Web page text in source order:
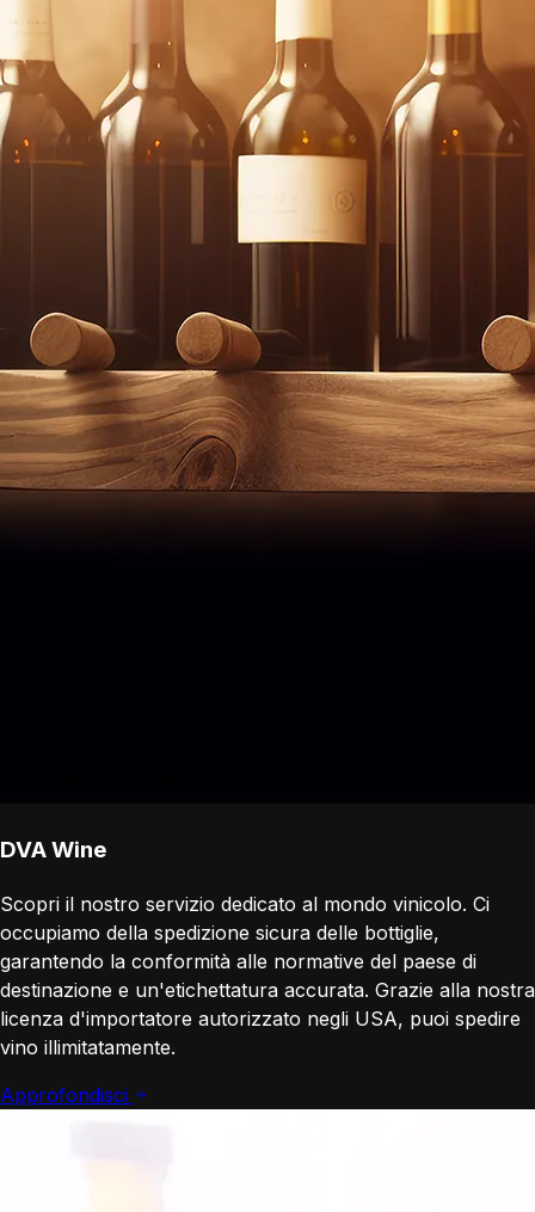
DVA Wine
Scopri il nostro servizio dedicato al mondo vinicolo. Ci
occupiamo della spedizione sicura delle bottiglie,
garantendo la conformità alle normative del paese di
destinazione e un'etichettatura accurata. Grazie alla nostra
licenza d'importatore autorizzato negli USA, puoi spedire
vino illimitatamente.
Approfondisci